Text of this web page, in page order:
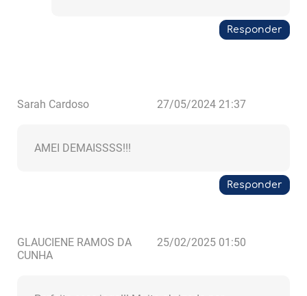
Responder
Sarah Cardoso 27/05/2024 21:37
AMEI DEMAISSSS!!!
Responder
GLAUCIENE RAMOS DA
CUNHA
25/02/2025 01:50